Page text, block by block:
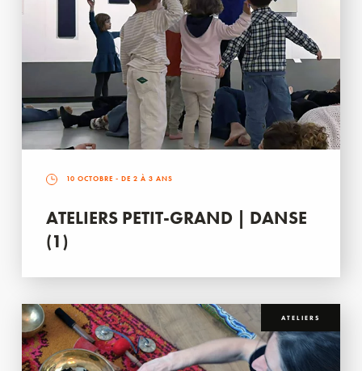
10 OCTOBRE - DE 2 À 3 ANS
ATELIERS PETIT-GRAND | DANSE
(1)
ATELIERS